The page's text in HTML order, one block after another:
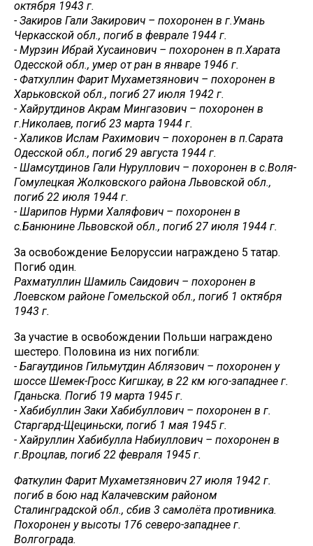
октября 1943 г.
- Закиров Гали Закирович – похоронен в г.Умань
Черкасской обл., погиб в феврале 1944 г.
- Мурзин Ибрай Хусаинович – похоронен в п.Харата
Одесской обл., умер от ран в январе 1946 г.
- Фатхуллин Фарит Мухаметзянович – похоронен в
Харьковской обл., погиб 27 июля 1942 г.
- Хайрутдинов Акрам Мингазович – похоронен в
г.Николаев, погиб 23 марта 1944 г.
- Халиков Ислам Рахимович – похоронен в п.Сарата
Одесской обл., погиб 29 августа 1944 г.
- Шамсутдинов Гали Нуруллович – похоронен в с.Воля-
Гомулецкая Жолковского района Львовской обл.,
погиб 22 июля 1944 г.
- Шарипов Нурми Халяфович – похоронен в
с.Банюнине Львовской обл., погиб 27 июля 1944 г.
За освобождение Белоруссии награждено 5 татар.
Погиб один.
Рахматуллин Шамиль Саидович – похоронен в
Лоевском районе Гомельской обл., погиб 1 октября
1943 г.
За участие в освобождении Польши награждено
шестеро. Половина из них погибли:
- Багаутдинов Гильмутдин Аблязович – похоронен у
шоссе Шемек-Гросс Кигшкау, в 22 км юго-западнее г.
Гданьска. Погиб 19 марта 1945 г.
- Хабибуллин Заки Хабибуллович – похоронен в г.
Старгард-Щециньски, погиб 1 мая 1945 г.
- Хайруллин Хабибулла Набиуллович – похоронен в
г.Вроцлав, погиб 22 февраля 1945 г.
Фаткулин Фарит Мухаметзянович 27 июля 1942 г.
погиб в бою над Калачевским районом
Сталинградской обл., сбив 3 самолёта противника.
Похоронен у высоты 176 северо-западнее г.
Волгограда.